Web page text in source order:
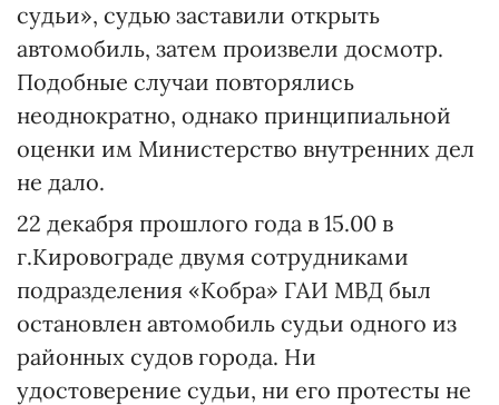
судьи», судью заставили открыть
автомобиль, затем произвели досмотр.
Подобные случаи повторялись
неоднократно, однако принципиальной
оценки им Министерство внутренних дел
не дало.
22 декабря прошлого года в 15.00 в
г.Кировограде двумя сотрудниками
подразделения «Кобра» ГАИ МВД был
остановлен автомобиль судьи одного из
районных судов города. Ни
удостоверение судьи, ни его протесты не